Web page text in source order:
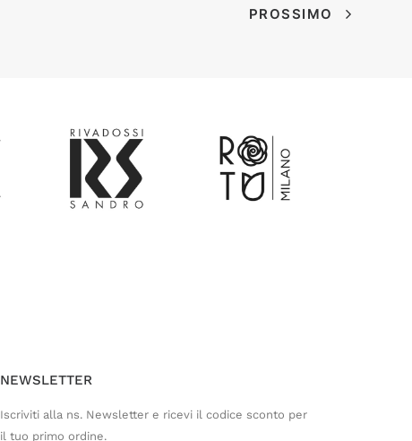
PROSSIMO
NEWSLETTER
Iscriviti alla ns. Newsletter e ricevi il codice sconto per
il tuo primo ordine.